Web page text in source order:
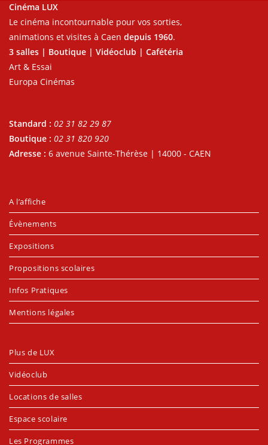
Cinéma LUX
Le cinéma incontournable pour vos sorties,
animations et visites à Caen depuis 1960.
3 salles | Boutique | Vidéoclub | Cafétéria
Art & Essai
Europa Cinémas
Standard : 02 31 82 29 87
Boutique : 02 31 820 920
Adresse : 6 avenue Sainte-Thérèse | 14000 - CAEN
A l’affiche
Évènements
Expositions
Propositions scolaires
Infos Pratiques
Mentions légales
Plus de LUX
Vidéoclub
Locations de salles
Espace scolaire
Les Programmes